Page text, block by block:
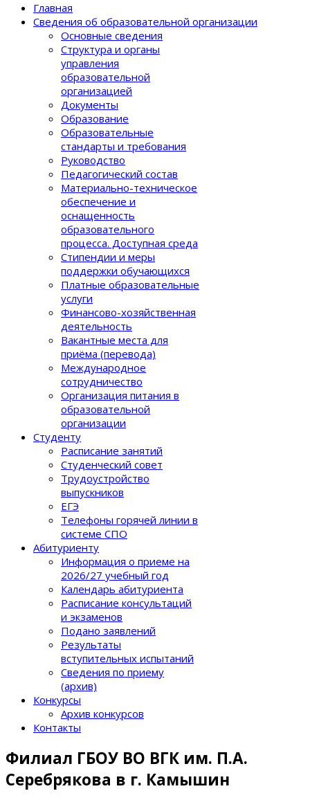
Главная
Сведения об образовательной организации
Основные сведения
Структура и органы
управления
образовательной
организацией
Документы
Образование
Образовательные
стандарты и требования
Руководство
Педагогический состав
Материально-техническое
обеспечение и
оснащенность
образовательного
процеcса. Доступная среда
Стипендии и меры
поддержки обучающихся
Платные образовательные
услуги
Финансово-хозяйственная
деятельность
Вакантные места для
приёма (перевода)
Международное
сотрудничество
Организация питания в
образовательной
организации
Студенту
Расписание занятий
Студенческий совет
Трудоустройство
выпускников
ЕГЭ
Телефоны горячей линии в
системе СПО
Абитуриенту
Информация о приеме на
2026/27 учебный год
Календарь абитуриента
Расписание консультаций
и экзаменов
Подано заявлений
Результаты
вступительных испытаний
Сведения по приему
(архив)
Конкурсы
Архив конкурсов
Контакты
Филиал ГБОУ ВО ВГК им. П.А.
Серебрякова в г. Камышин